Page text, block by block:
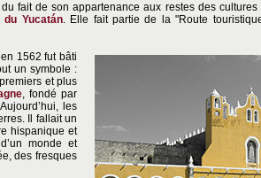
fait de son appartenance aux restes des
du Yucatán. Elle fait partie de la "Route
1562 fut bâti
un symbole :
et plus
, fondé par
les
Il fallait un
hispanique et
monde et
des fresques